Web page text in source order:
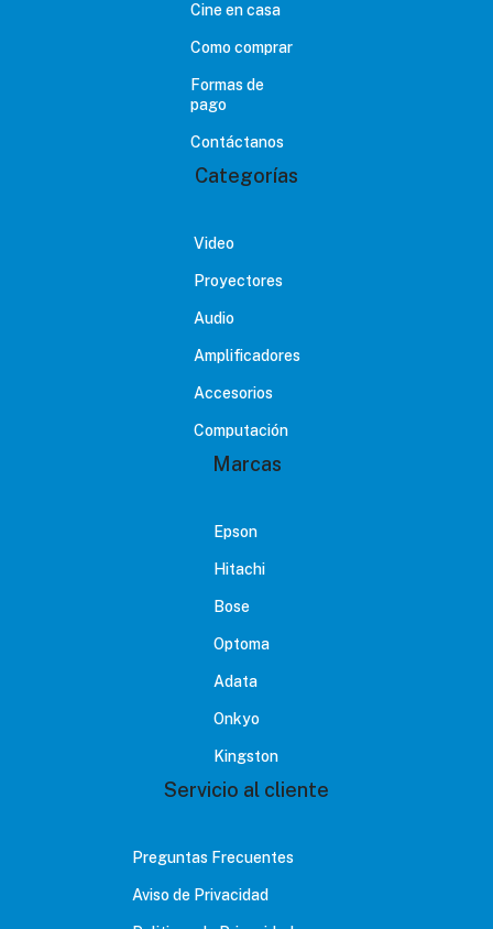
Cine en casa
Como comprar
Formas de
pago
Contáctanos
Categorías
Video
Proyectores
Audio
Amplificadores
Accesorios
Computación
Marcas
Epson
Hitachi
Bose
Optoma
Adata
Onkyo
Kingston
Servicio al cliente
Preguntas Frecuentes
Aviso de Privacidad